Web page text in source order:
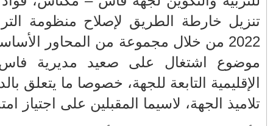
تنزيل خارطة الطريق لإصلاح منظومة التربية والتكوين 2026-
اليوم
لكافة
.
الرباط ..خطأ جسيم من مسؤولي
فندق ريتز كارلتون يؤدي...
جلالة الملك محمد السادس يهنئ
شقيقه عاهل المملكة ال...
فاس .. ولاية أمن فاس تتفاعل مع
مقطع فيديو لأشخاص ع...